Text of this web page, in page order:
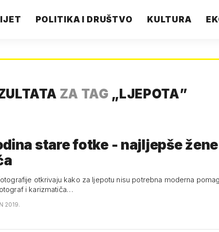
POLITIKA I DRUŠTVO KULTURA
ZA TAG „LJEPOTA”
stare fotke - najljepše žene
otkrivaju kako za ljepotu nisu potrebna moderna
i karizmatiča…
2019.